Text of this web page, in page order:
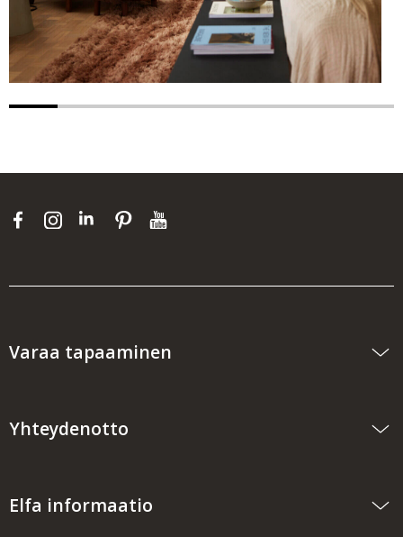
Varaa tapaaminen
Yhteydenotto
Elfa informaatio